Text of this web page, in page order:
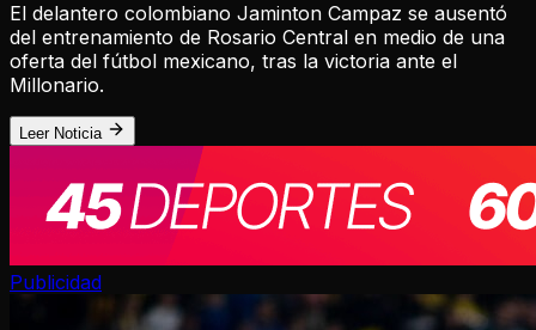
El delantero colombiano Jaminton Campaz se ausentó
del entrenamiento de Rosario Central en medio de una
oferta del fútbol mexicano, tras la victoria ante el
Millonario.
Leer Noticia
Publicidad